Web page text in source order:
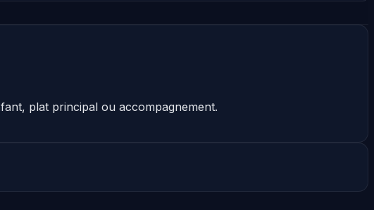
plat principal ou accompagnement.